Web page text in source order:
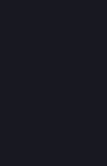
kto vidí tento
Chcem len
zablokovalo.